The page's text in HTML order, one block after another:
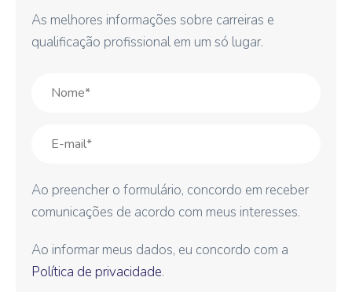
As melhores informações sobre carreiras e
qualificação profissional em um só lugar.
Ao preencher o formulário, concordo em receber
comunicações de acordo com meus interesses.
Ao informar meus dados, eu concordo com a
Política de privacidade.